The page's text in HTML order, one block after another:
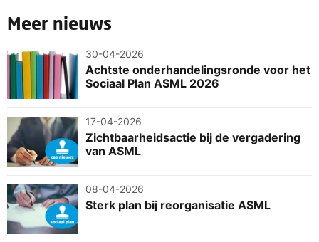
Meer nieuws
30-04-2026
Achtste onderhandelingsronde voor het
Sociaal Plan ASML 2026
17-04-2026
Zichtbaarheidsactie bij de vergadering
van ASML
08-04-2026
Sterk plan bij reorganisatie ASML